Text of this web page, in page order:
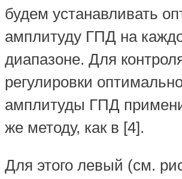
будем устанавливать
амплитуду ГПД на
диапазоне. Для
регулировки
амплитуды ГПД
же методу, как в [4].
Для этого левый (см.